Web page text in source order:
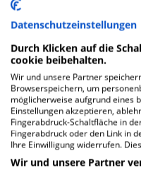
In dieser
MediClin
Villenstraße 8
53129 Bonn
Datenschutzeinstellungen
Durch Klicken auf die
cookie beibehalten.
Wir und unsere Partner
Browserspeichern, um
möglicherweise aufgrund eines
Einstellungen akzeptieren,
Fingerabdruck-Schaltfläche in
Fingerabdruck oder den Link in
Ihre Einwilligung widerrufen.
Wir und unsere Partner